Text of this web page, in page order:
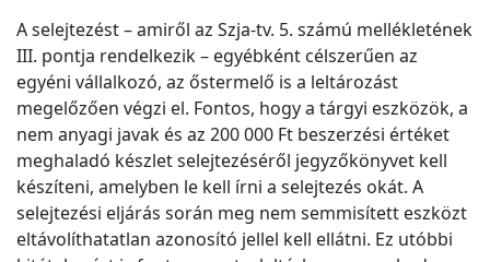
A selejtezést – amiről az Szja-tv. 5. számú mellékletének
III. pontja rendelkezik – egyébként célszerűen az
egyéni vállalkozó, az őstermelő is a leltározást
megelőzően végzi el. Fontos, hogy a tárgyi eszközök, a
nem anyagi javak és az 200 000 Ft beszerzési értéket
meghaladó készlet selejtezéséről jegyzőkönyvet kell
készíteni, amelyben le kell írni a selejtezés okát. A
selejtezési eljárás során meg nem semmisített eszközt
eltávolíthatatlan azonosító jellel kell ellátni. Ez utóbbi